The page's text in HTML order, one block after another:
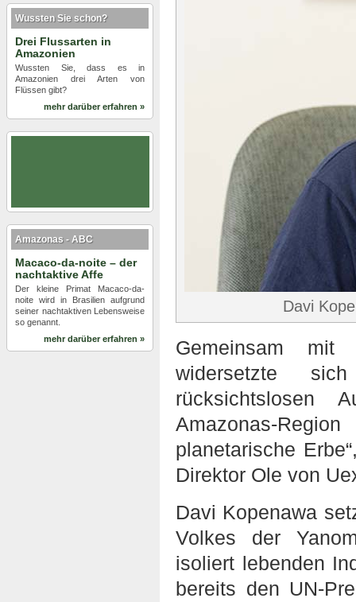
Davi
Gemeinsam mit
widersetzte
rücksichtslosen
Amazonas-
planetarische
Direktor Ole von
Davi Kopenawa
Volkes der
isoliert lebenden
bereits den UN-
Wussten Sie schon?
Drei Flussarten in
Amazonien
Wussten Sie, dass es in
Amazonien drei Arten von
Flüssen gibt?
mehr darüber erfahren »
Amazonas - ABC
Macaco-da-noite – der
nachtaktive Affe
Der kleine Primat Macaco-da-
noite wird in Brasilien aufgrund
seiner nachtaktiven Lebensweise
so genannt.
mehr darüber erfahren »